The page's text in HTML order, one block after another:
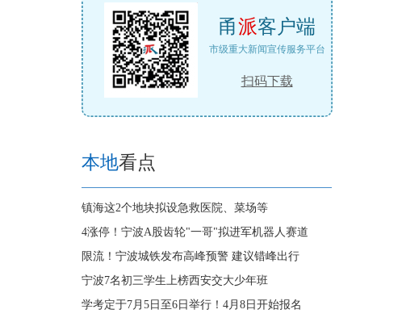
甬派客户端
市级重大新闻宣传服务平台
扫码下载
本地看点
镇海这2个地块拟设急救医院、菜场等
4涨停！宁波A股齿轮"一哥"拟进军机器人赛道
限流！宁波城铁发布高峰预警 建议错峰出行
宁波7名初三学生上榜西安交大少年班
学考定于7月5日至6日举行！4月8日开始报名